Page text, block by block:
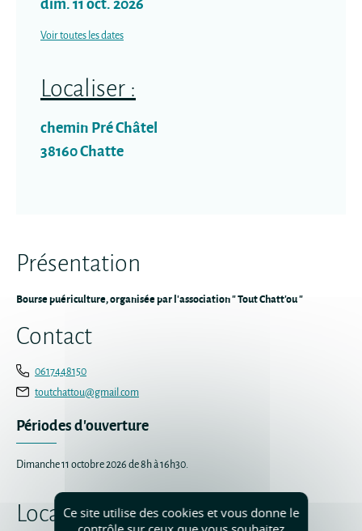
Voir toutes les dates
Localiser :
chemin Pré Châtel
38160Chatte
Présentation
Bourse puériculture, organisée par l'association " Tout Chatt'ou "
Contact
0617448150
toutchattou@gmail.com
Périodes d'ouverture
Dimanche 11 octobre 2026 de 8h à 16h30.
Localisation
Ce site utilise des cookies et vous donne le